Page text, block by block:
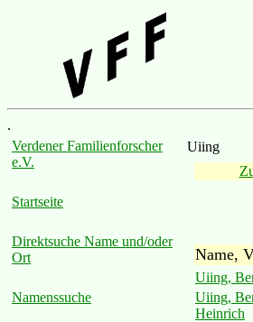
.
Verdener Familienforscher
e.V.
Startseite
Direktsuche Name und/oder
Ort
Namenssuche
Uiing
Name,
Uiing,
Uiing,
Heinrich